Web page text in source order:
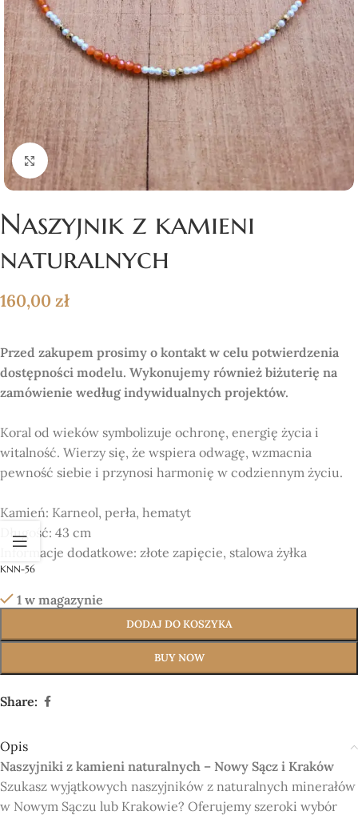
Click to enlarge
Naszyjnik z kamieni
naturalnych
160,00 zł
Przed zakupem prosimy o kontakt w celu potwierdzenia
dostępności modelu. Wykonujemy również biżuterię na
zamówienie według indywidualnych projektów.
Koral od wieków symbolizuje ochronę, energię życia i
witalność. Wierzy się, że wspiera odwagę, wzmacnia
pewność siebie i przynosi harmonię w codziennym życiu.
Kamień: Karneol, perła, hematyt
Długość: 43 cm
Informacje dodatkowe: złote zapięcie, stalowa żyłka
KNN-56
1 w magazynie
DODAJ DO KOSZYKA
BUY NOW
Share:
Opis
Naszyjniki z kamieni naturalnych – Nowy Sącz i Kraków
Szukasz wyjątkowych naszyjników z naturalnych minerałów
w Nowym Sączu lub Krakowie? Oferujemy szeroki wybór